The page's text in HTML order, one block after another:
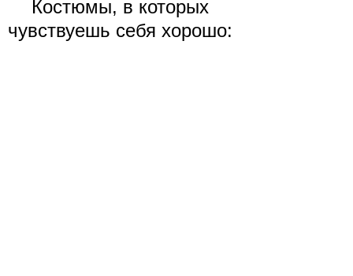
Костюмы, в которых
чувствуешь себя хорошо: